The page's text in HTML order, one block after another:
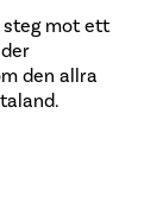
mot ett
den allra